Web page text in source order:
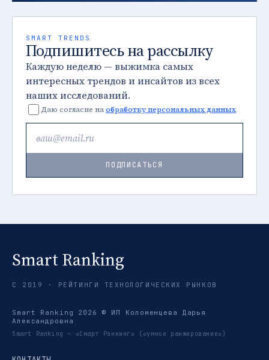
SMART TRENDS
Подпишитесь на рассылку
Каждую неделю — выжимка самых
интересных трендов и инсайтов из всех
наших исследований.
Даю согласие наобработку персональных данных
ПОДПИСАТЬСЯ
Smart Ranking
С 2019 · РЕЙТИНГИ ТЕХНОЛОГИЧЕСКИХ РЫНКОВ
Smart Ranking 2026 © ИП Коломенцева Дарья
Александровна
Smart Ranking — «Смарт Рэнкинг» («умное ранжирование»)